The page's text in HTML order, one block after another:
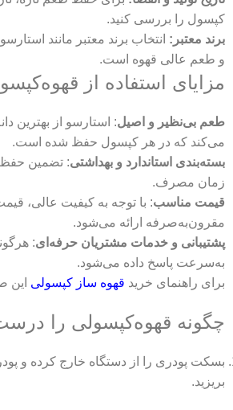
کپسول را بررسی کنید.
برند معتبر: انتخاب برند معتبر مانند
و طعم عالی قهوه است.
مزایای استفاده از
طعم بی‌نظیر و اصیل: استارسو از بهترین
می‌کند که در هر کپسول حفظ شده است.
بسته‌بندی استاندارد و بهداشتی: تضمین حفظ
زمان مصرف.
قیمت مناسب: با توجه به کیفیت عالی،
مقرون‌به‌صرفه ارائه می‌شود.
پشتیبانی و خدمات مشتریان حرفه‌ای:
به‌سرعت پاسخ داده می‌شود.
برای راهنمای خرید قهوه ساز کپسولی این
چگونه قهوه‌کپسولی را
بسکت پودری را از دستگاه خارج کرده و
بریزید.